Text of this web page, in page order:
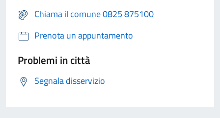
Chiama il comune 0825 875100
Prenota un appuntamento
Problemi in città
Segnala disservizio